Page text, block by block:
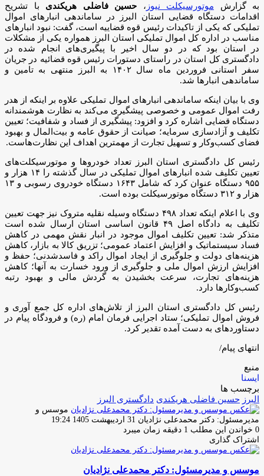
به گزارش موتورسیکلت نیوز ، حسین فاضلی هریکندی با تشریح
اقدامات دستگاه قضایی استان البرز در ساماندهی انبارهای اموال
تملیکی که یکی از تاکیدات رئیس قوه قضاییه است، گفت: نبود انبارهای
مناسب در اداره کل اموال تملیکی استان البرز همواره یکی از مشکلات
در استان بود که در دو سال اخیر با پیگیری‌های انجام شده در
دادگستری کل استان در راستای دستورات رئیس قوه قضائیه در جریان
سفر استانی فروردین ماه سال ۱۴۰۲ به البرز منتهی به تامین و
ساماندهی انبارها شد.
وی با بیان اینکه ساماندهی انبارهای اموال تملیکی علاوه بر اینکه از هدر
رفت اموال عمومی و خصوصی پیشگیری می‌کند به نظارت هوشمندانه
دستگاه قضایی اشاره کرد و افزود: پیشگیری از فساد و شفافیت؛ تعیین
تکلیف و آزادسازی سرمایه؛ صیانت از حقوق عامه و بیت‌المال و بهبود
فضای کسب‌وکار و تسهیل تجارت از مهمترین اهداف این نظارت‌هاست.
رئیس کل دادگستری استان البرز تعداد خودروها و موتورسیکلت‌های
تعیین تکلیف شده انبارهای اموال تملیکی در سال گذشته را ۱۴ هزار و
۹۵۵ دستگاه عنوان کرد که شامل ۱۶۴۳ دستگاه خودروی رسوبی و ۱۳
هزار و ۳۱۲ دستگاه موتورسیکلت بوده است.
وی با اعلام اینکه تعداد ۴۹۸ دستگاه وسیله نقلیه متروک نیز جهت تعیین
تکلیف به دادگاه اصل ۴۹ قانون اساسی استان ارسال شده است
متذکر شد: تعیین تکلیف اموال موجود در انبار نقش مهمی در کاهش
فساد سیستماتیک و افزایش اعتماد عمومی؛ تزریق کالا به بازار، کاهش
هزینه‌های دولت و جلوگیری از ایجاد اموال راکد و فاسدشدنی؛ حفظ و
افزایش ارزش اموال ملی و جلوگیری از ورود خسارت به آنها؛ کاهش
هزینه‌های تجارت، سرعت بخشیدن به گردش مالی و بهبود رتبه
کسب‌وکارها دارد.
رئیس کل دادگستری استان البرز از تلاش‌های اداره کل جمع آوری و
فروش اموال تملیکی؛ ستاد اجرایی فرمان امام (ره) و فرودگاه پیام در
دستاوردهای به دست آمده تقدیر کرد.
انتهای پیام/
منبع
ایسنا
برچسب ها
البرز حسین فاضلی هریکندی دادگستری البرز
موسس و
مدیرمسئول: دکتر محمدعلی نژادیان ارسال
ایمیل
31 اردیبهشت 1405 19:24
0 خواندن این مطلب 1 دقیقه زمان میبرد
اشتراک گذاری
فیس
توئیتر
لینکدین
واتس
تلگرام
اشتراک
از
چاپ
موسس و مدیرمسئول: دکتر محمدعلی نژادیان